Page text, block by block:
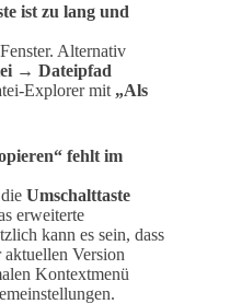
ist zu lang und
Alternativ
→ Dateipfad
Explorer mit „Als
fehlt im
Umschalttaste
erweiterte
kann es sein, dass
Version
Kontextmenü